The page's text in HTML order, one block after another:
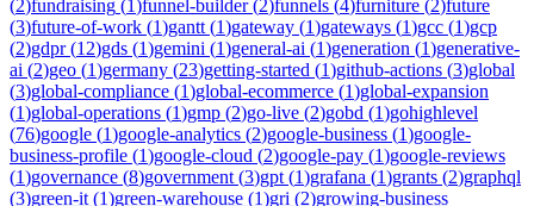
(2)fundraising (1)funnel-builder(2)funnels (4)furniture (2)future
(3)future-of-work (1)gantt (1)gateway (1)gateways (1)gcc (1)gcp
(2)gdpr(12)gds (1)gemini (1)general-ai (1)generation (1)generative-
ai (2)geo (1)germany (23)getting-started (1)github-actions (3)global
(3)global-compliance (1)global-ecommerce (1)global-expansion
(1)global-operations (1)gmp (2)go-live (2)gobd (1)gohighlevel
(76)google (1)google-analytics (2)google-business (1)google-
business-profile (1)google-cloud (2)google-pay (1)google-reviews
(1)governance (8)government (3)gpt (1)grafana (1)grants (2)graphql
(3)green-it (1)green-warehouse (1)gri (2)growing-business